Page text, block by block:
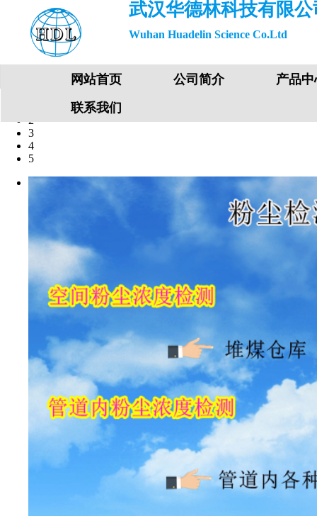
武汉华德林科技有限公
Wuhan Huadelin Science Co.Ltd
网站首页 公司简介
产品中
联系我们
2
3
4
5